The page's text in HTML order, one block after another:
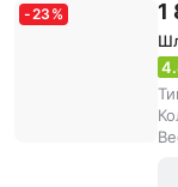
-23 % 1